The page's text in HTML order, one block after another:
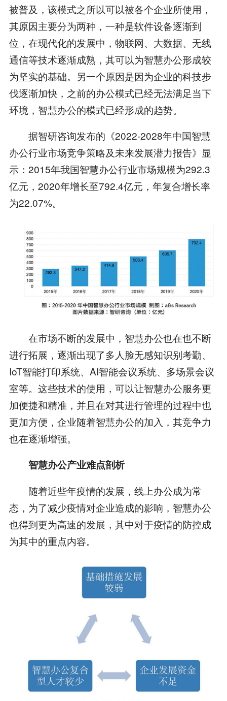
被普及，该模式之所以可以被各个企业所使用，
其原因主要分为两种，一种是软件设备逐渐到
位，在现代化的发展中，物联网、大数据、无线
通信等技术逐渐成熟，其可以为智慧办公形成较
为坚实的基础。另一个原因是因为企业的科技步
伐逐渐加快，之前的办公模式已经无法满足当下
环境，智慧办公的模式已经形成的趋势。
据智研咨询发布的《2022-2028年中国智慧
办公行业市场竞争策略及未来发展潜力报告》显
示：2015年我国智慧办公行业市场规模为292.3
亿元，2020年增长至792.4亿元，年复合增长率
为22.07%。
在市场不断的发展中，智慧办公也在也不断
进行拓展，逐渐出现了多人脸无感知识别考勤、
IoT智能打印系统、AI智能会议系统、多场景会议
室等。这些技术的使用，可以让智慧办公服务更
加便捷和精准，并且在对其进行管理的过程中也
更加方便，企业随着智慧办公的加入，其竞争力
也在逐渐增强。
智慧办公产业难点剖析
随着近些年疫情的发展，线上办公成为常
态，为了减少疫情对企业造成的影响，智慧办公
也得到更为高速的发展，其中对于疫情的防控成
为其中的重点内容。